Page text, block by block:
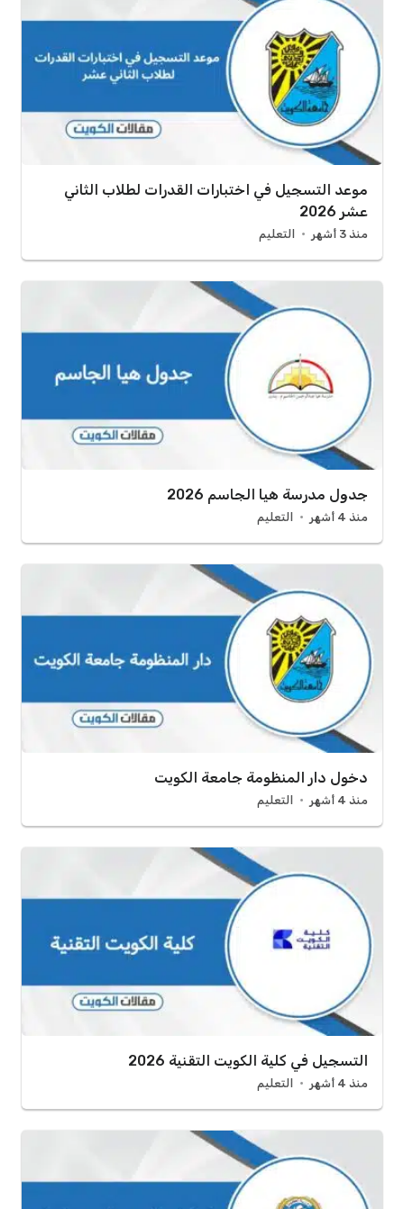
موعد التسجيل في اختبارات القدرات لطلاب الثاني
عشر 2026
منذ 3 أشهر التعليم
جدول مدرسة هيا الجاسم 2026
منذ 4 أشهر التعليم
دخول دار المنظومة جامعة الكويت
منذ 4 أشهر التعليم
التسجيل في كلية الكويت التقنية 2026
منذ 4 أشهر التعليم